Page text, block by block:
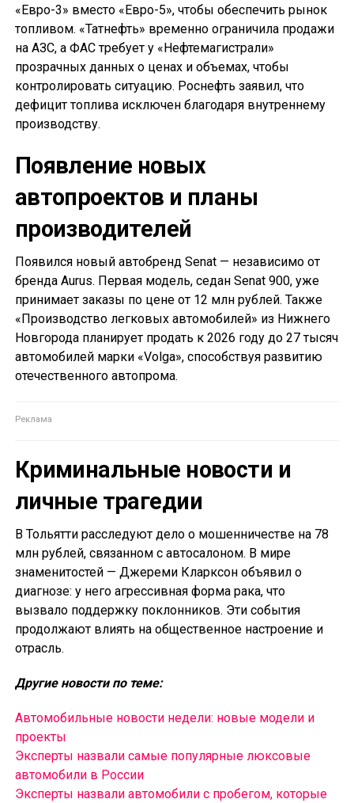
«Евро-3» вместо «Евро-5», чтобы обеспечить рынок
топливом. «Татнефть» временно ограничила продажи
на АЗС, а ФАС требует у «Нефтемагистрали»
прозрачных данных о ценах и объемах, чтобы
контролировать ситуацию. Роснефть заявил, что
дефицит топлива исключен благодаря внутреннему
производству.
Появление новых
автопроектов и планы
производителей
Появился новый автобренд Senat — независимо от
бренда Aurus. Первая модель, седан Senat 900, уже
принимает заказы по цене от 12 млн рублей. Также
«Производство легковых автомобилей» из Нижнего
Новгорода планирует продать к 2026 году до 27 тысяч
автомобилей марки «Volga», способствуя развитию
отечественного автопрома.
Криминальные новости и
личные трагедии
В Тольятти расследуют дело о мошенничестве на 78
млн рублей, связанном с автосалоном. В мире
знаменитостей — Джереми Кларксон объявил о
диагнозе: у него агрессивная форма рака, что
вызвало поддержку поклонников. Эти события
продолжают влиять на общественное настроение и
отрасль.
Другие новости по теме:
Автомобильные новости недели: новые модели и
проекты
Эксперты назвали самые популярные люксовые
автомобили в России
Эксперты назвали автомобили с пробегом, которые